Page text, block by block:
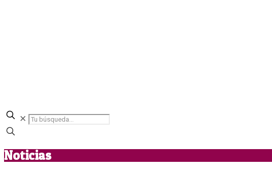
✕
Noticias